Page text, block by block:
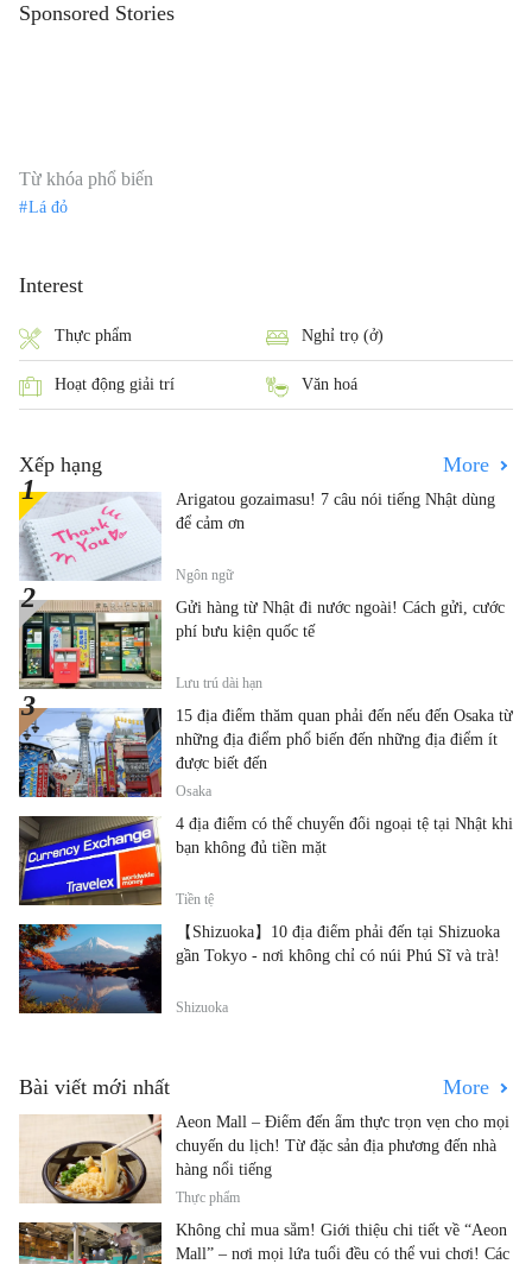
Sponsored Stories
Từ khóa phổ biến
Lá đỏ
Interest
Thực phẩm Nghỉ trọ (ở)
Hoạt động giải trí Văn hoá
Xếp hạng More
Arigatou gozaimasu! 7 câu nói tiếng Nhật dùng
để cảm ơn
Ngôn ngữ
Gửi hàng từ Nhật đi nước ngoài! Cách gửi, cước
phí bưu kiện quốc tế
Lưu trú dài hạn
15 địa điểm thăm quan phải đến nếu đến Osaka từ
những địa điểm phổ biến đến những địa điểm ít
được biết đến
Osaka
4 địa điểm có thể chuyển đổi ngoại tệ tại Nhật khi
bạn không đủ tiền mặt
Tiền tệ
【Shizuoka】10 địa điểm phải đến tại Shizuoka
gần Tokyo - nơi không chỉ có núi Phú Sĩ và trà!
Shizuoka
Bài viết mới nhất More
Aeon Mall – Điểm đến ẩm thực trọn vẹn cho mọi
chuyến du lịch! Từ đặc sản địa phương đến nhà
hàng nổi tiếng
Thực phẩm
Không chỉ mua sắm! Giới thiệu chi tiết về “Aeon
Mall” – nơi mọi lứa tuổi đều có thể vui chơi! Các